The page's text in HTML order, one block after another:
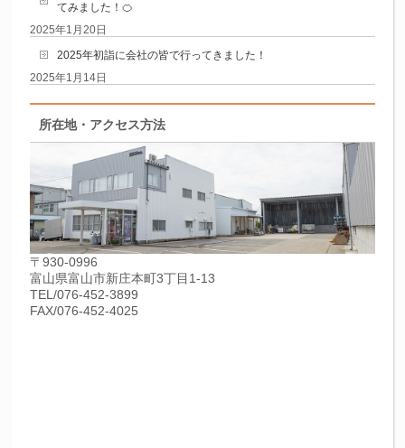
てみました！🍊
2025年1月20日
2025年初詣に会社の皆で行ってきました！
2025年1月14日
所在地・アクセス方法
〒930-0996
富山県富山市新庄本町3丁目1-13
TEL/076-452-3899
FAX/076-452-4025